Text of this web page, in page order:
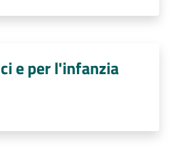
e per l'infanzia